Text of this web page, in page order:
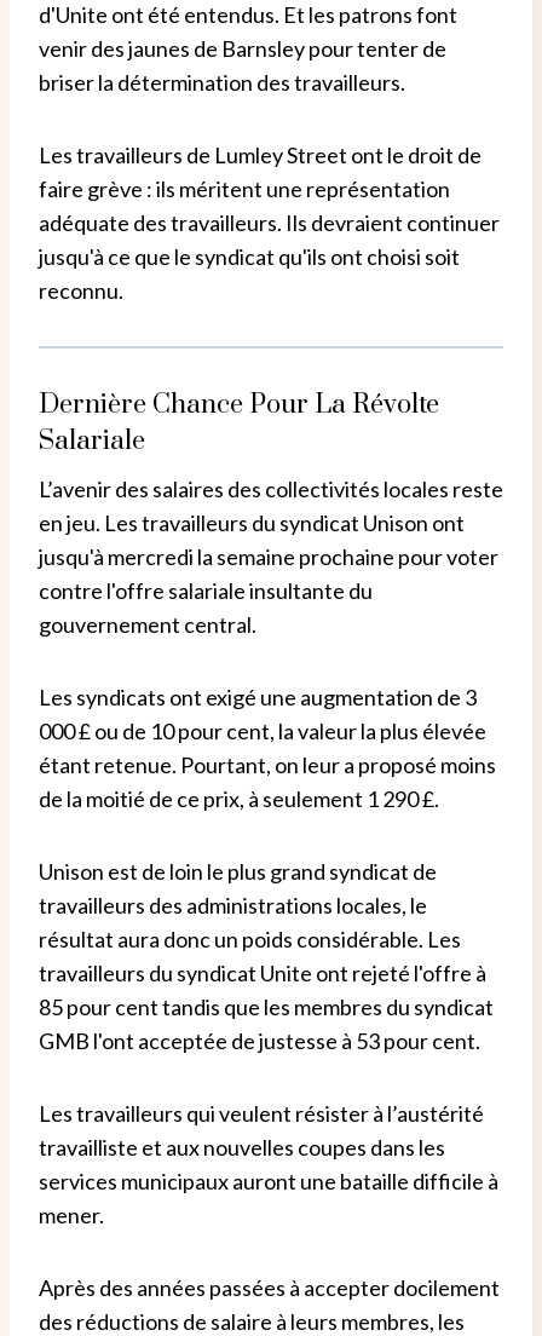
d'Unite ont été entendus. Et les patrons font
venir des jaunes de Barnsley pour tenter de
briser la détermination des travailleurs.
Les travailleurs de Lumley Street ont le droit de
faire grève : ils méritent une représentation
adéquate des travailleurs. Ils devraient continuer
jusqu'à ce que le syndicat qu'ils ont choisi soit
reconnu.
Dernière Chance Pour La Révolte
Salariale
L’avenir des salaires des collectivités locales reste
en jeu. Les travailleurs du syndicat Unison ont
jusqu'à mercredi la semaine prochaine pour voter
contre l'offre salariale insultante du
gouvernement central.
Les syndicats ont exigé une augmentation de 3
000 £ ou de 10 pour cent, la valeur la plus élevée
étant retenue. Pourtant, on leur a proposé moins
de la moitié de ce prix, à seulement 1 290 £.
Unison est de loin le plus grand syndicat de
travailleurs des administrations locales, le
résultat aura donc un poids considérable. Les
travailleurs du syndicat Unite ont rejeté l'offre à
85 pour cent tandis que les membres du syndicat
GMB l'ont acceptée de justesse à 53 pour cent.
Les travailleurs qui veulent résister à l’austérité
travailliste et aux nouvelles coupes dans les
services municipaux auront une bataille difficile à
mener.
Après des années passées à accepter docilement
des réductions de salaire à leurs membres, les